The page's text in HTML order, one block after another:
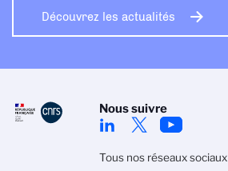
Découvrez les actualités
Nous suivre
Tous nos réseaux sociaux